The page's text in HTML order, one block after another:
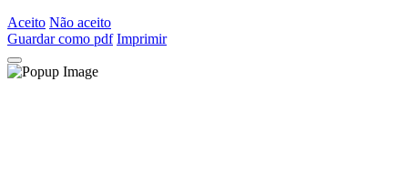
Aceito Não aceito
Guardar como pdf Imprimir